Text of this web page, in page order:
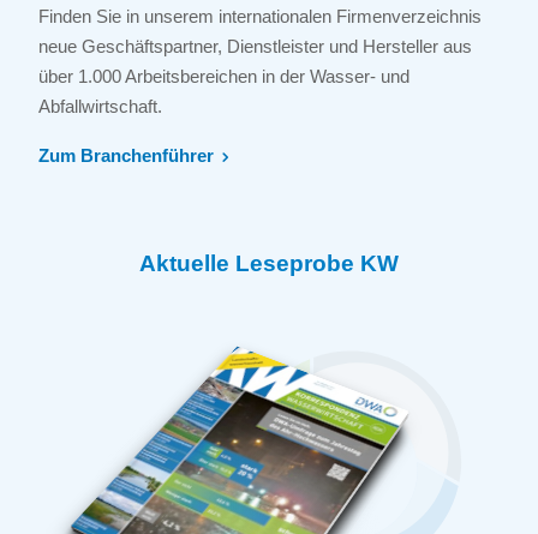
Finden Sie in unserem internationalen Firmenverzeichnis
neue Geschäftspartner, Dienstleister und Hersteller aus
über 1.000 Arbeitsbereichen in der Wasser- und
Abfallwirtschaft.
Zum Branchenführer
Aktuelle Leseprobe KW